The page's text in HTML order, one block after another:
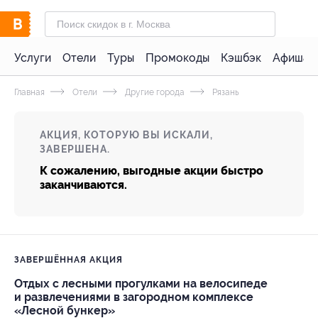
Услуги Отели Туры Промокоды Кэшбэк Афиша
Главная Отели Другие города Рязань
АКЦИЯ, КОТОРУЮ ВЫ ИСКАЛИ,
ЗАВЕРШЕНА.
К сожалению, выгодные акции быстро
заканчиваются.
ЗАВЕРШЁННАЯ АКЦИЯ
Отдых с лесными прогулками на велосипеде
и развлечениями в загородном комплексе
«Лесной бункер»